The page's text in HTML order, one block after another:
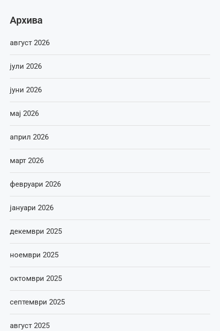
Архива
август 2026
јули 2026
јуни 2026
мај 2026
април 2026
март 2026
февруари 2026
јануари 2026
декември 2025
ноември 2025
октомври 2025
септември 2025
август 2025